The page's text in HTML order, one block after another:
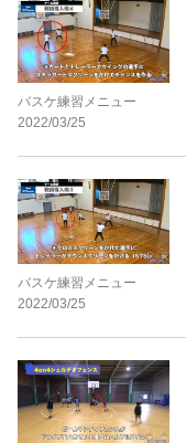
バスケ練習メニュー
2022/03/25
バスケ練習メニュー
2022/03/25